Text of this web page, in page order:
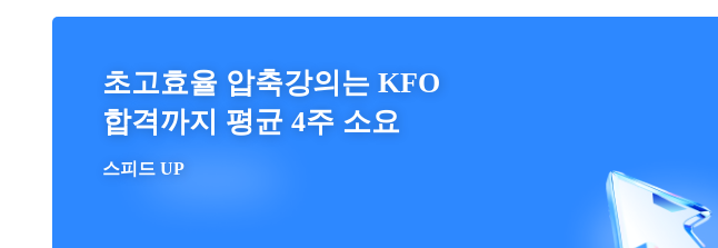
초고효율 압축강의는 KFO
합격까지 평균 4주 소요
스피드 UP